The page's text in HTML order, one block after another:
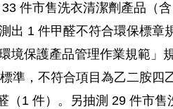
件市售洗衣清潔劑產品（
出 1 件甲醛不符合環保標章
境保護產品管理作業規範」
準，不符合項目為乙二胺四
（1 件）。另抽測 29 件市售